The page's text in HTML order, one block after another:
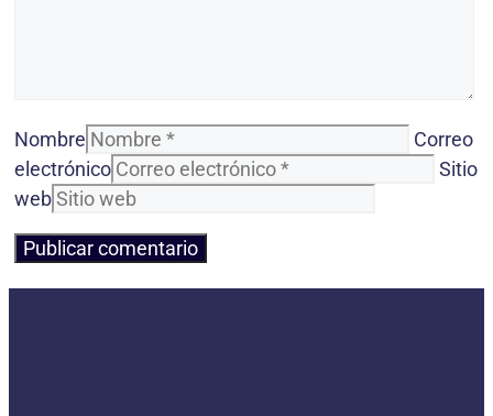
Nombre
Correo
electrónico
Sitio
web